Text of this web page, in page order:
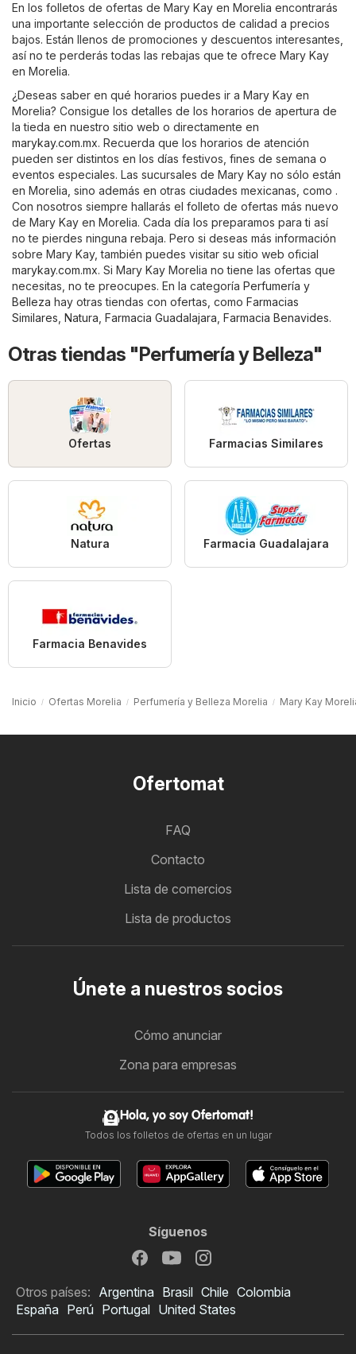
En los folletos de ofertas de Mary Kay en Morelia encontrarás
una importante selección de productos de calidad a precios
bajos. Están llenos de promociones y descuentos interesantes,
así no te perderás todas las rebajas que te ofrece Mary Kay
en Morelia.
¿Deseas saber en qué horarios puedes ir a Mary Kay en
Morelia? Consigue los detalles de los horarios de apertura de
la tieda en nuestro sitio web o directamente en
marykay.com.mx. Recuerda que los horarios de atención
pueden ser distintos en los días festivos, fines de semana o
eventos especiales. Las sucursales de Mary Kay no sólo están
en Morelia, sino además en otras ciudades mexicanas, como .
Con nosotros siempre hallarás el folleto de ofertas más nuevo
de Mary Kay en Morelia. Cada día los preparamos para ti así
no te pierdes ninguna rebaja. Pero si deseas más información
sobre Mary Kay, también puedes visitar su sitio web oficial
marykay.com.mx. Si Mary Kay Morelia no tiene las ofertas que
necesitas, no te preocupes. En la categoría Perfumería y
Belleza hay otras tiendas con ofertas, como Farmacias
Similares Natura Farmacia Guadalajara Farmacia Benavides.
Otras tiendas "Perfumería y Belleza"
Ofertas Farmacias Similares
Natura Farmacia Guadalajara
Farmacia Benavides
Inicio Ofertas Morelia Perfumería y Belleza Morelia Mary Kay
Ofertomat
FAQ
Contacto
Lista de comercios
Lista de productos
Únete a nuestros socios
Cómo anunciar
Zona para empresas
Hola, yo soy Ofertomat!
Todos los folletos de ofertas en un lugar
Síguenos
Otros países: Argentina Brasil Chile Colombia
España Perú Portugal United States